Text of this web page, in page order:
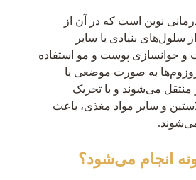
نوین است که در آن از
بنیادی یا سایر
و جوانسازی پوست و مو استفاده
به صورت موضعی یا
منتقل می‌شوند و با تحریک
و سایر مواد مغذی، باعث
انجام می‌شود؟